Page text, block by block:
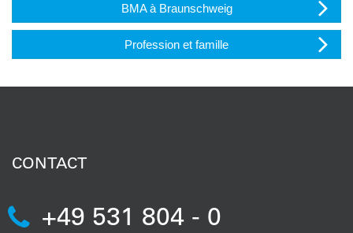
BMA à Braunschweig
Profession et famille
CONTACT
+49 531 804 - 0